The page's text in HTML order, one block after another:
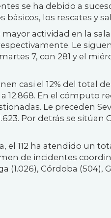
se ha debido a
los rescates y
actividad en la sala
Le
7, con 281 y el
casi el 12% del total
En el cómputo
Le preceden
Por detrás se sitúan
112 ha atendido un
de incidentes
(1.026), Córdoba (504),